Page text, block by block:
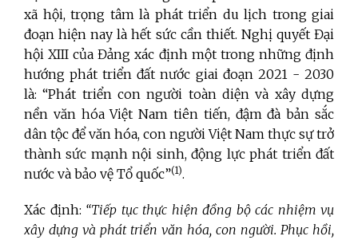
xã hội, trọng tâm là phát triển du lịch trong giai
đoạn hiện nay là hết sức cần thiết. Nghị quyết Đại
hội XIII của Đảng xác định một trong những định
hướng phát triển đất nước giai đoạn 2021 - 2030
là: “Phát triển con người toàn diện và xây dựng
nền văn hóa Việt Nam tiên tiến, đậm đà bản sắc
dân tộc để văn hóa, con người Việt Nam thực sự trở
thành sức mạnh nội sinh, động lực phát triển đất
nước và bảo vệ Tổ quốc”(1).
Xác định: “Tiếp tục thực hiện đồng bộ các nhiệm vụ
xây dựng và phát triển văn hóa, con người. Phục hồi,